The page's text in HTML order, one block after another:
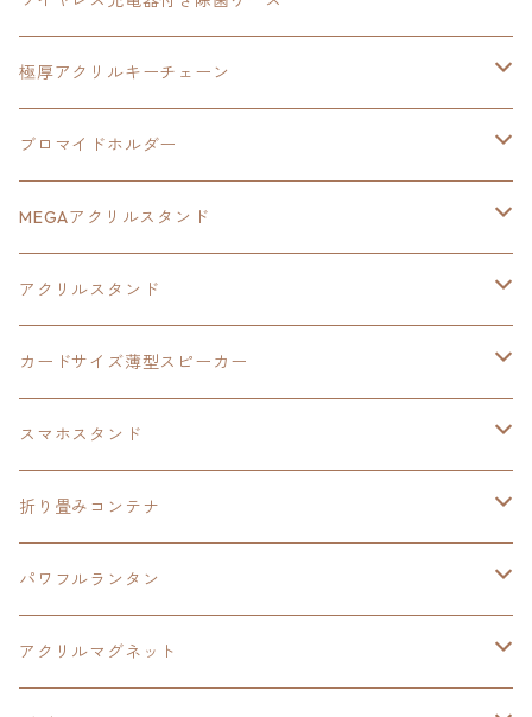
ヘッドホンスタンド
イース
亰都ザナドゥ
王冠クリップ
創の軌跡
イース
極厚アクリルキーチェーン
日本ファルコム40周年記念イラスト
黎の軌跡
イースⅧ
創の軌跡
HOT-SHOT
イースⅨ
閃の軌跡Ⅳ
黎の軌跡Ⅱ
碧の軌跡：改
ブロマイドホルダー
40周年記念
黎の軌跡
黎の軌跡Ⅱ
イースⅧ
軌跡シリーズ20周年記念
MEGAアクリルスタンド
黎の軌跡
アクリルスタンド
オーロラ
カードサイズ薄型スピーカー
黎の軌跡
40周年記念
スマホスタンド
ワイヤレス充電スマホスタンド
黎の軌跡
折り畳みコンテナ
黎の軌跡Ⅱ
イースⅧ
パワフルランタン
創の軌跡
アクリルマグネット